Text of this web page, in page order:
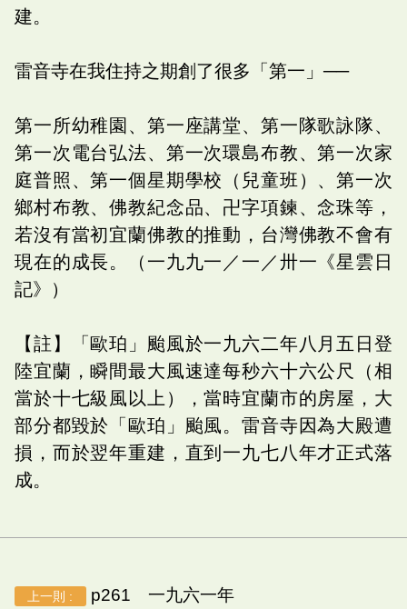
建。
雷音寺在我住持之期創了很多「第一」──
第一所幼稚園、第一座講堂、第一隊歌詠隊、
第一次電台弘法、第一次環島布教、第一次家
庭普照、第一個星期學校（兒童班）、第一次
鄉村布教、佛教紀念品、卍字項鍊、念珠等，
若沒有當初宜蘭佛教的推動，台灣佛教不會有
現在的成長。（一九九一／一／卅一《星雲日
記》）
【註】「歐珀」颱風於一九六二年八月五日登
陸宜蘭，瞬間最大風速達每秒六十六公尺（相
當於十七級風以上），當時宜蘭市的房屋，大
部分都毀於「歐珀」颱風。雷音寺因為大殿遭
損，而於翌年重建，直到一九七八年才正式落
成。
上一則 : p261 一九六一年